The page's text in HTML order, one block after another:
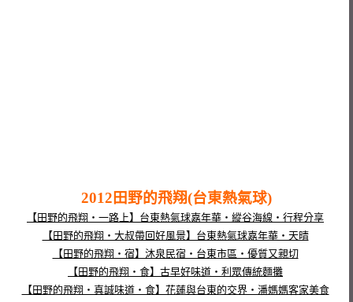
2012田野的飛翔(台東熱氣球)
【田野的飛翔‧一路上】台東熱氣球嘉年華‧縱谷海線‧行程分享
【田野的飛翔‧大叔帶回好風景】台東熱氣球嘉年華‧天晴
【田野的飛翔‧宿】沐泉民宿‧台東市區‧優質又親切
【田野的飛翔‧食】古早好味道‧利眾傳統麵攤
【田野的飛翔‧真誠味道‧食】花蓮與台東的交界‧潘媽媽客家美食